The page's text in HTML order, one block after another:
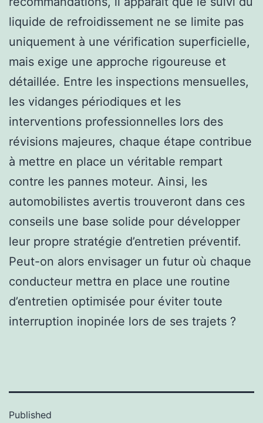
liquide de refroidissement ne se limite pas
uniquement à une vérification superficielle,
mais exige une approche rigoureuse et
détaillée. Entre les inspections mensuelles,
les vidanges périodiques et les
interventions professionnelles lors des
révisions majeures, chaque étape contribue
à mettre en place un véritable rempart
contre les pannes moteur. Ainsi, les
automobilistes avertis trouveront dans ces
conseils une base solide pour développer
leur propre stratégie d’entretien préventif.
Peut-on alors envisager un futur où chaque
conducteur mettra en place une routine
d’entretien optimisée pour éviter toute
interruption inopinée lors de ses trajets ?
Published